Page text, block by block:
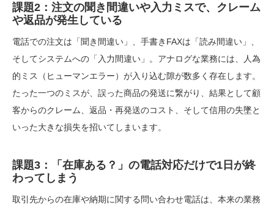
課題2：注文の聞き間違いや入力ミスで、クレーム
や返品が発生している
電話での注文は「聞き間違い」、手書きFAXは「読み間違い」、
そしてシステムへの「入力間違い」。アナログな業務には、人為
的ミス（ヒューマンエラー）が入り込む隙が数多く存在します。
たった一つのミスが、誤った商品の発送に繋がり、結果として顧
客からのクレーム、返品・再発送のコスト、そして信用の失墜と
いった大きな損失を招いてしまいます。
課題3：「在庫ある？」の電話対応だけで1日が終
わってしまう
取引先からの在庫や納期に関する問い合わせ電話は、本来の業務